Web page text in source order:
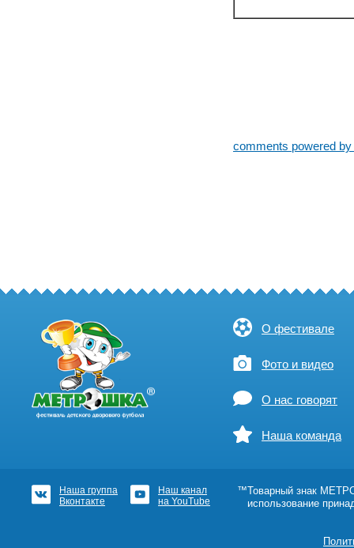
comments powered
О фестивале
Фото и видео
О нас говорят
Наша команда
Наша группа
Вконтакте
Наш канал
на YouTube
™Товарный знак
использование